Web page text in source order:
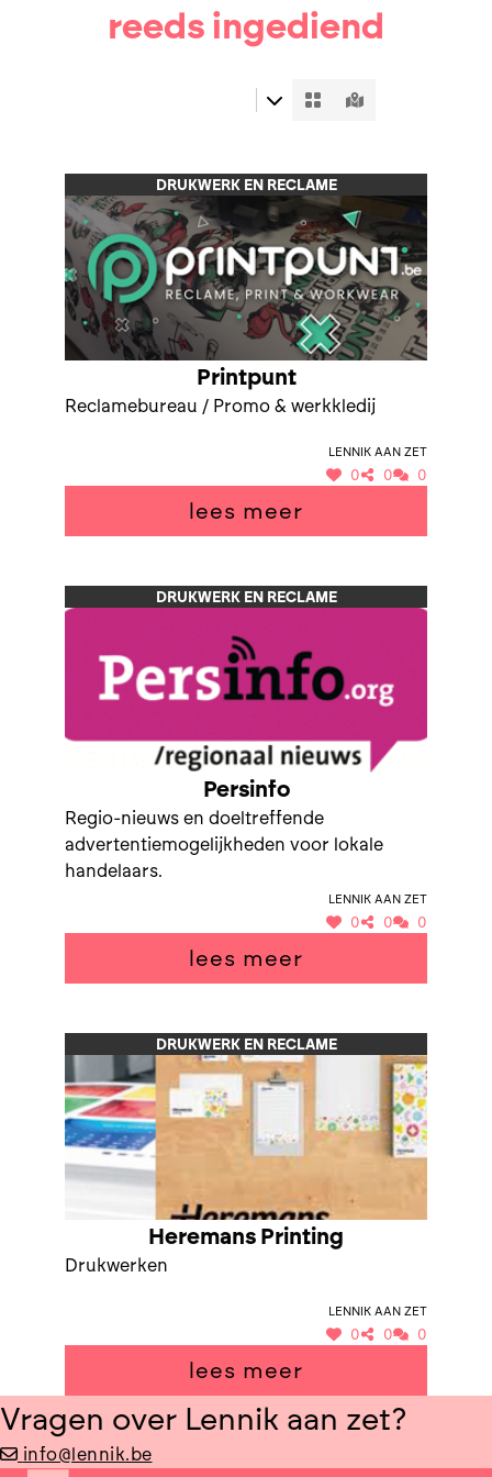
reeds ingediend
DRUKWERK EN RECLAME
Printpunt
Reclamebureau / Promo & werkkledij
Lennik aan Zet
0 0 0
lees meer
DRUKWERK EN RECLAME
Persinfo
Regio-nieuws en doeltreffende
advertentiemogelijkheden voor lokale
handelaars.
Lennik aan Zet
0 0 0
lees meer
DRUKWERK EN RECLAME
Heremans Printing
Drukwerken
Lennik aan Zet
0 0 0
lees meer
Vragen over Lennik aan zet?
info@lennik.be